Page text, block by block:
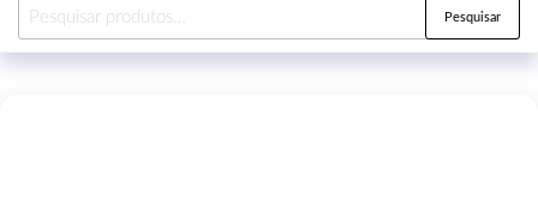
Pesquisar